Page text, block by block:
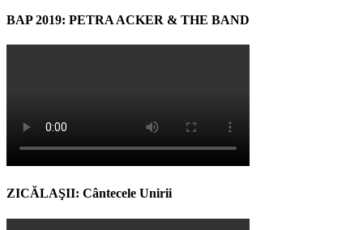
BAP 2019: PETRA ACKER & THE BAND
ZICĂLAŞII: Cântecele Unirii